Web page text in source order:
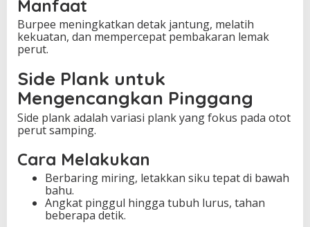
Manfaat
Burpee meningkatkan detak jantung, melatih
kekuatan, dan mempercepat pembakaran lemak
perut.
Side Plank untuk
Mengencangkan Pinggang
Side plank adalah variasi plank yang fokus pada otot
perut samping.
Cara Melakukan
Berbaring miring, letakkan siku tepat di bawah
bahu.
Angkat pinggul hingga tubuh lurus, tahan
beberapa detik.